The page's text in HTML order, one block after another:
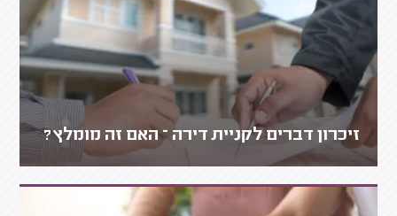
זיכרון דברים לקניית דירה – האם זה מומלץ?